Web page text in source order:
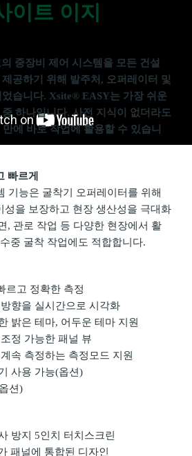
이트 이지
중장비 제어 시스템을 모든 건설
공하기 위해 발주처, 오퍼레이터 및
습니다. Xsite® EASY는 가장 쉬운
하나입니다. 사전 지식이 없더라도
에 바로 작업에 활용할 수 있습니
빠르게
기능은 굴착기 오퍼레이터를 위해
성을 보장하고 현장 생산성을 극대화
, 관로 작업 등 다양한 현장에서 활
중 굴착 작업에도 적합합니다.
르고 정확한 측정
향을 실시간으로 시각화
밝은 테마, 어두운 테마 지원
정 가능한 패널 뷰
속 측정하는 측정모드 지원
사용 가능(옵션)
션)
방지 5인치 터치스크린
패널에 통합된 디자인